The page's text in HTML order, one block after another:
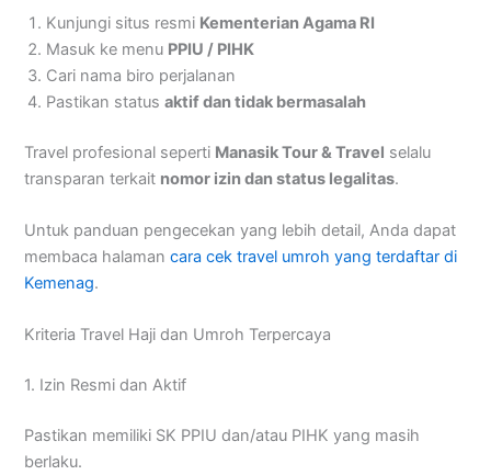
Kunjungi situs resmi Kementerian Agama RI
Masuk ke menu PPIU / PIHK
Cari nama biro perjalanan
Pastikan statusaktif dan tidak bermasalah
Travel profesional seperti Manasik Tour & Travel selalu
transparan terkait nomor izin dan status legalitas.
Untuk panduan pengecekan yang lebih detail, Anda dapat
membaca halamancara cek travel umroh yang terdaftar di
Kemenag.
Kriteria Travel Haji dan Umroh Terpercaya
1. Izin Resmi dan Aktif
Pastikan memiliki SK PPIU dan/atau PIHK yang masih
berlaku.